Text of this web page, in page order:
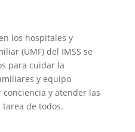
los hospitales y
(UMF) del IMSS se
para cuidar la
y equipo
y atender las
de todos.